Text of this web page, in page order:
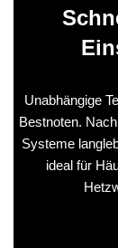
Unabhängige
Bestnoten.
Systeme
ideal für